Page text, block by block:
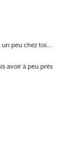
un peu chez toi…
avoir à peu près